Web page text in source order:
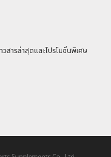
สารล่าสุดและโปรโมชั่นพิเศษ